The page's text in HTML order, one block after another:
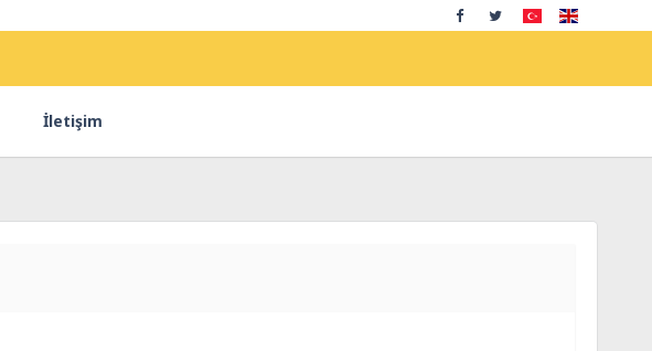
İletişim